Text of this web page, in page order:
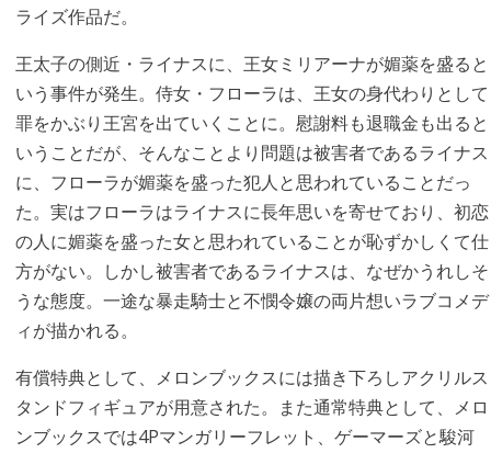
ライズ作品だ。
王太子の側近・ライナスに、王女ミリアーナが媚薬を盛ると
いう事件が発生。侍女・フローラは、王女の身代わりとして
罪をかぶり王宮を出ていくことに。慰謝料も退職金も出ると
いうことだが、そんなことより問題は被害者であるライナス
に、フローラが媚薬を盛った犯人と思われていることだっ
た。実はフローラはライナスに長年思いを寄せており、初恋
の人に媚薬を盛った女と思われていることが恥ずかしくて仕
方がない。しかし被害者であるライナスは、なぜかうれしそ
うな態度。一途な暴走騎士と不憫令嬢の両片想いラブコメデ
ィが描かれる。
有償特典として、メロンブックスには描き下ろしアクリルス
タンドフィギュアが用意された。また通常特典として、メロ
ンブックスでは4Pマンガリーフレット、ゲーマーズと駿河